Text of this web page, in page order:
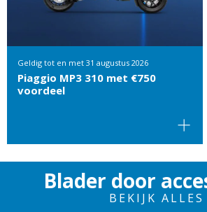
Geldig tot en met 31 augustus 2026
Piaggio MP3 310 met €750
voordeel
Blader door
BEKIJK ALLES